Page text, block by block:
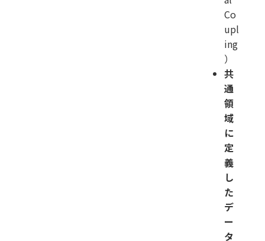
Co
upl
ing
）
共
通
領
域
に
定
義
し
た
デ
ー
タ